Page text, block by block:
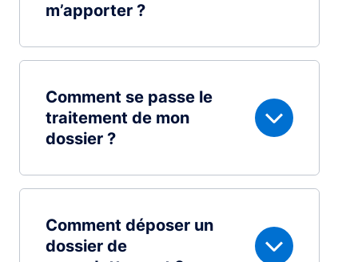
m’apporter ?
Comment se passe le
traitement de mon
dossier ?
Comment déposer un
dossier de